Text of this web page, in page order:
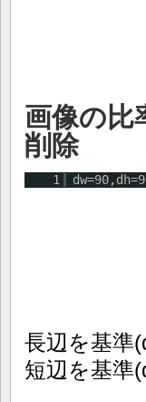
画像の比
削除
1
長辺を基準
短辺を基準